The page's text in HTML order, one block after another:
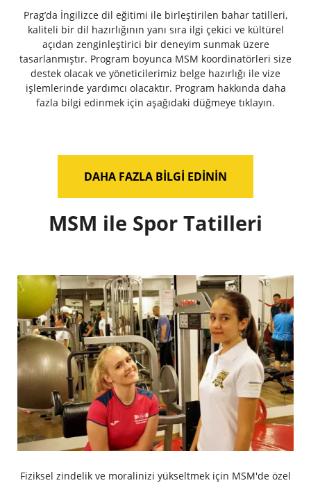
Prag’da İngilizce dil eğitimi ile birleştirilen bahar tatilleri,
kaliteli bir dil hazırlığının yanı sıra ilgi çekici ve kültürel
açıdan zenginleştirici bir deneyim sunmak üzere
tasarlanmıştır. Program boyunca MSM koordinatörleri size
destek olacak ve yöneticilerimiz belge hazırlığı ile vize
işlemlerinde yardımcı olacaktır. Program hakkında daha
fazla bilgi edinmek için aşağıdaki düğmeye tıklayın.
DAHA FAZLA BILGI EDININ
MSM ile Spor Tatilleri
Fiziksel zindelik ve moralinizi yükseltmek için MSM'de özel